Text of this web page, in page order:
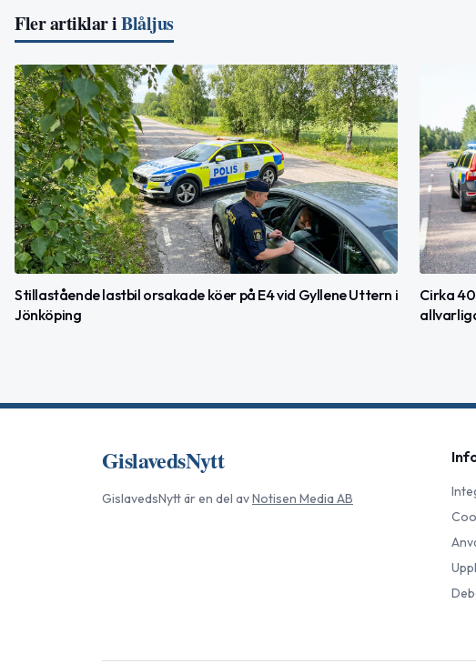
Fler artiklar iBlåljus
Stillastående lastbil orsakade köer på E4 vid Gyllene Uttern i
Jönköping
Cirka
GislavedsNytt
GislavedsNyttär en del avNotisen Media AB